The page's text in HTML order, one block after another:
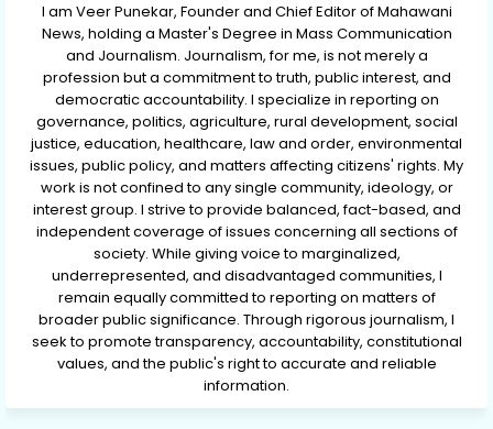
I am Veer Punekar, Founder and Chief Editor of Mahawani
News, holding a Master's Degree in Mass Communication
and Journalism. Journalism, for me, is not merely a
profession but a commitment to truth, public interest, and
democratic accountability. I specialize in reporting on
governance, politics, agriculture, rural development, social
justice, education, healthcare, law and order, environmental
issues, public policy, and matters affecting citizens' rights. My
work is not confined to any single community, ideology, or
interest group. I strive to provide balanced, fact-based, and
independent coverage of issues concerning all sections of
society. While giving voice to marginalized,
underrepresented, and disadvantaged communities, I
remain equally committed to reporting on matters of
broader public significance. Through rigorous journalism, I
seek to promote transparency, accountability, constitutional
values, and the public's right to accurate and reliable
information.